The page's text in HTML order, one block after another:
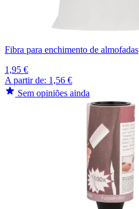
Fibra para enchimento de almofadas
1,95 €
A partir de: 1,56 €
Sem opiniões ainda